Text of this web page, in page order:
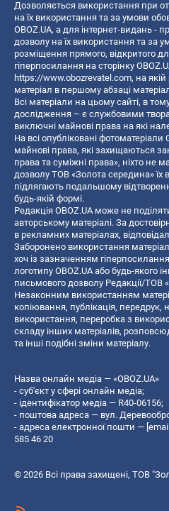
Дозволяється використання при
на їх використання та за умови
OBOZ.UA, а для інтернет-видань -
дозволу на їх використання та за
розміщення прямого, відкритого
гіперпосилання на сторінку
https://www.obozrevatel.com, на
матеріал в першому абзаці
Всі матеріали на цьому сайті, в тому
дослідження – є службовими
виключні майнові права на які
На всі опубліковані
майнові права, які захищаються
права та суміжні права», ніхто не
дозволу ТОВ «Золота середина» їх
підлягають подальшому
будь-якій формі.
Редакція OBOZ.UA може не
авторському матеріалі. За
в рекламних матеріалах,
Заборонено використання
хоч із зазначенням
логотипу OBOZ.UA або будь-якого
письмового дозволу Редакції/ТОВ
Незаконним використанням
копiювання, публiкацiя, передрук,
використання, переробка з
складу інших матеріалів,
та інші подібні зміни матеріалу.
Назва онлайн медіа — «OBOZ.UA»
- суб'єкт у сфері онлайн медіа;
- ідентифікатор медіа — R40-06156;
- поштова адреса — вул.
- адреса електронної пошти —
585 46 20
© 2026 Всі права захищені, ТОВ